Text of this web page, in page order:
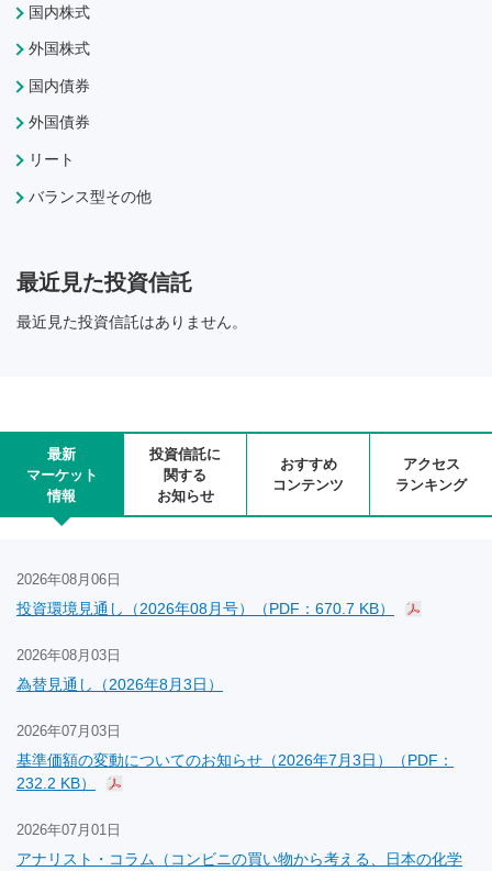
国内株式
外国株式
国内債券
外国債券
リート
バランス型その他
最近見た投資信託
最近見た投資信託はありません。
最新
マーケット
情報
投資信託に
関する
お知らせ
おすすめ
コンテンツ
アクセス
ランキング
2026年08月06日
投資環境見通し（2026年08月号）（PDF：670.7 KB）
2026年08月03日
為替見通し（2026年8月3日）
2026年07月03日
基準価額の変動についてのお知らせ（2026年7月3日）（PDF：
232.2 KB）
2026年07月01日
アナリスト・コラム（コンビニの買い物から考える、日本の化学